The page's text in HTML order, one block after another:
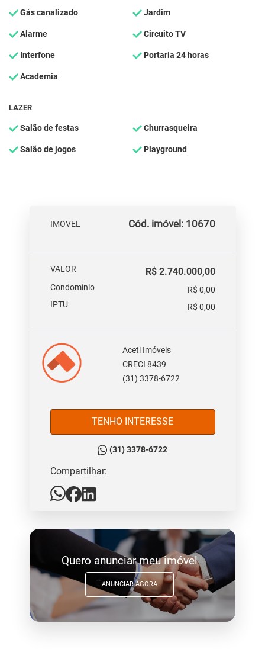
Gás canalizado Jardim
Alarme Circuito TV
Interfone Portaria 24 horas
Academia
LAZER
Salão de festas Churrasqueira
Salão de jogos Playground
IMOVEL Cód. imóvel: 10670
VALOR R$ 2.740.000,00
Condomínio
R$ 0,00
IPTU
R$ 0,00
Aceti Imóveis
CRECI 8439
(31) 3378-6722
TENHO INTERESSE
(31) 3378-6722
Compartilhar:
Quero anunciar meu imóvel
ANUNCIAR AGORA